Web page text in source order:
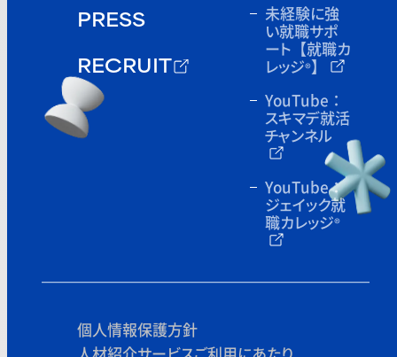
PRESS
RECRUIT
未経験に強
い就職サポ
ート 【就職カ
レッジ®】
YouTube：
スキマデ就活
チャンネル
YouTube：
ジェイック就
職カレッジ®
個人情報保護方針